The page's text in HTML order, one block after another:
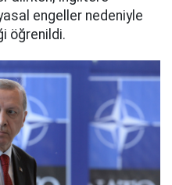
engeller nedeniyle
öğrenildi.